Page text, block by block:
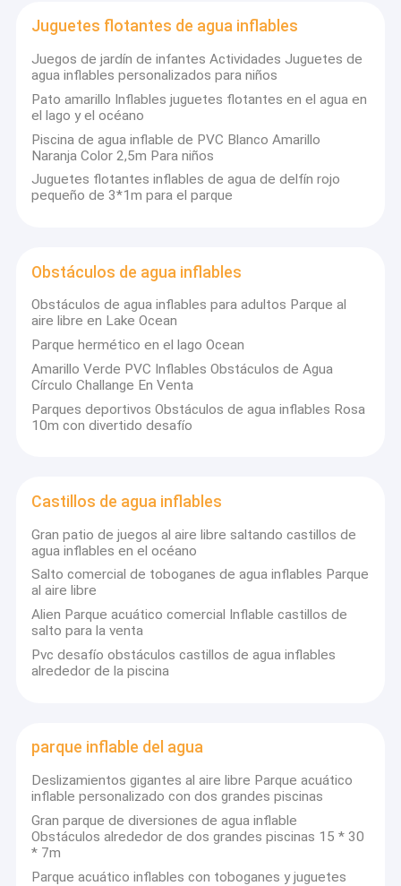
Productos
Sobre nosotros
Visita a la fábrica
Control de calidad
Contáctenos
Solicitar una cotización
castillos inflables
Diapositivas inflables
Obstáculos inflables
Juegos inflables
Tiendas de campaña inflables
Arcos inflables
Juguetes flotantes de agua inflables
parque inflable del agua
Deslizamiento del castillo de rebote
Juguetes flotantes de agua inflables
Juegos de jardín de infantes Actividades Juguetes de
agua inflables personalizados para niños
Pato amarillo Inflables juguetes flotantes en el agua en
el lago y el océano
Piscina de agua inflable de PVC Blanco Amarillo
Naranja Color 2,5m Para niños
Juguetes flotantes inflables de agua de delfín rojo
pequeño de 3*1m para el parque
Obstáculos de agua inflables
Obstáculos de agua inflables para adultos Parque al
aire libre en Lake Ocean
Parque hermético en el lago Ocean
Amarillo Verde PVC Inflables Obstáculos de Agua
Círculo Challange En Venta
Parques deportivos Obstáculos de agua inflables Rosa
10m con divertido desafío
Castillos de agua inflables
Gran patio de juegos al aire libre saltando castillos de
agua inflables en el océano
Salto comercial de toboganes de agua inflables Parque
al aire libre
Alien Parque acuático comercial Inflable castillos de
salto para la venta
Pvc desafío obstáculos castillos de agua inflables
alrededor de la piscina
parque inflable del agua
Deslizamientos gigantes al aire libre Parque acuático
inflable personalizado con dos grandes piscinas
Gran parque de diversiones de agua inflable
Obstáculos alrededor de dos grandes piscinas 15 * 30
* 7m
Parque acuático inflables con toboganes y juguetes
Ltd. y sus subsidiarias
- ¿ Qué pasa?es un destacado fabricante de marcas
registradas en Guangzhou, China, con casi una década de
profunda participación en la industria dinámica de inflables.000
m2 de fábrica tiene un diseño a gran escala y
racionalIntegrando I+D, producción y ventas, la compañía reúne
a los mejores diseñadores de juguetes inflables que dotan a los
productos de una vitalidad vívida a través del ingenio
creativo,junto con trabajadores de costura altamente
calificados que demuestran profesionalismo en cada punto y
primera calidad a los clientes.
Los productos inflables de Kule son muy diversos:
- Los castillos inflables crean una atmósfera de cuento de
hadas para los niños.
- Los emocionantes toboganes inflables y los toboganes
acuáticos ofrecen experiencias emocionantes (estos últimos
son perfectos para refrescarse con salpicaduras).
opciones ideales de ocio al aire libre, y los llamativos arcos
- Los juguetes flotantes de agua permiten disfrutar de las olas,
complementados por emocionantes parques acuáticos y
Cada producto encarna la dedicación y la experiencia de Kule.
El de Kule.Los productos inflables utilizan estrictamente
materiales de la más alta calidad, todos certificados por CE,
EN14960, SGS, etc. Cada producto se somete a rigurosas
pruebas de resistencia al agua, al fuego, al frío,y ensayos de
presión antes de la entrega para garantizar la seguridad en
perfecta, tanto en líneas lisas como en proporciones
generales.que se asemeja a una obra de arte.
El de Kule.equipo de diseño profesional, talentoso y
sus necesidades, presupuesto, lugares específicos, o
requisitos especiales.y sus diseñadores se encargarán del
resto.
Kule asegura que: